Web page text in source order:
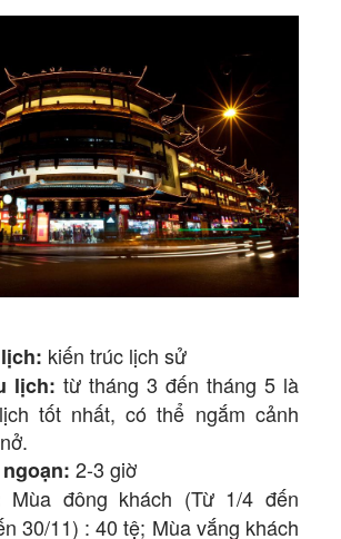
kiến trúc lịch sử
lịch: từ tháng 3 đến tháng 5 là
tốt nhất, có thể ngắm cảnh
2-3 giờ
Mùa đông khách (Từ 1/4 đến
30/11) : 40 tệ; Mùa vắng khách